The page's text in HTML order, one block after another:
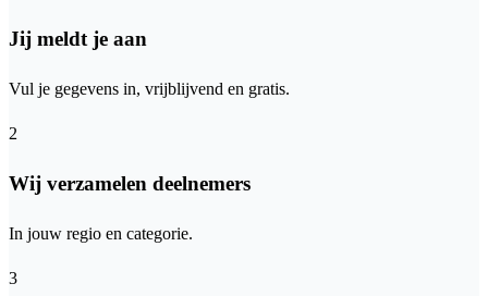
Jij meldt je aan
Vul je gegevens in, vrijblijvend en gratis.
2
Wij verzamelen deelnemers
In jouw regio en categorie.
3